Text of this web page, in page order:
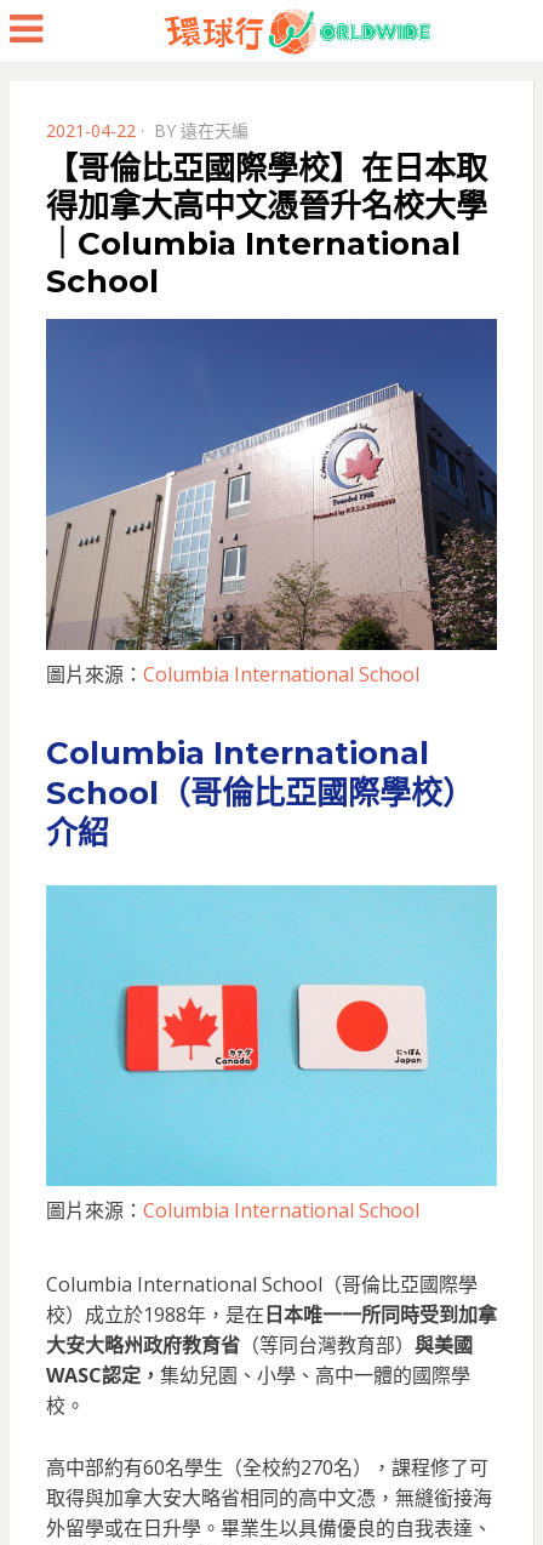
Menu
POSTED
ON
2021-04-22 BY 遠在天編
【哥倫比亞國際學校】在日本取
得加拿大高中文憑晉升名校大學
｜Columbia International
School
圖片來源： Columbia International School
Columbia International
School（哥倫比亞國際學校）
介紹
圖片來源： Columbia International School
Columbia International School（哥倫比亞國際學
校）成立於1988年，是在日本唯一一所同時受到加拿
大安大略州政府教育省（等同台灣教育部） 與美國
WASC認定， 集幼兒園、小學、高中一體的國際學
校。
高中部約有60名學生（全校約270名），課程修了可
取得與加拿大安大略省相同的高中文憑，無縫銜接海
外留學或在日升學。畢業生以具備優良的自我表達、